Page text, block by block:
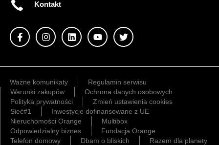
Kontakt
Ważne komunikaty
Regulamin serwisu
Warunki zakupów
Ochrona danych osobowych
Polityka prywatności
Zmień ustawienia cookies
Sieć#1
Inwestycje dofinansowane z UE
Nieruchomości Orange
Multibox
Odpowiedzialny biznes
Fundacja Orange
Telefon domowy
Dbam o bliskich Razem dla planety